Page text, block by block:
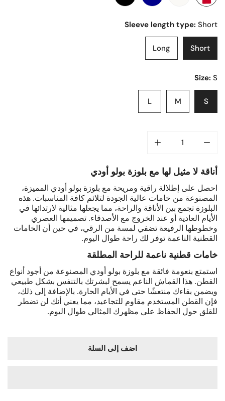
Sleeve length type: Short
Short
Long
Size: S
S
M
L
أناقة لا مثيل لها مع بلوزة بولو أودي
احصل على إطلالة راقية ومريحة مع بلوزة بولو أودي المميزة،
المصنوعة من خامات عالية الجودة لتلائم كافة المناسبات. هذه
البلوزة تجمع بين الأناقة والراحة، مما يجعلها مثالية لارتدائها في
الأيام العادية أو عند الخروج مع الأصدقاء. تصميمها العصري
وخطوطها الرفيعة تضفي لمسة من الرقي، في حين أن الخامات
القطنية الناعمة توفر لك راحة طوال اليوم.
خامات قطنية ناعمة للراحة المطلقة
استمتع بنعومة فائقة مع بلوزة بولو أودي المصنوعة من أجود أنواع
القطن. هذا القماش الناعم يسمح لبشرتك بالتنفس بشكل طبيعي
ويضمن بقاءك منتعشًا حتى في الأيام الحارة. بالإضافة إلى ذلك،
فإن القطن المستخدم مقاوم للتجاعيد، مما يعني أنك لن تضطر
للقلق حول الحفاظ على مظهرك المثالي طوال اليوم.
اضف إلى السلة